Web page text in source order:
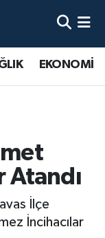
EKONOMİ
Atandı
İlçe
İncihacılar